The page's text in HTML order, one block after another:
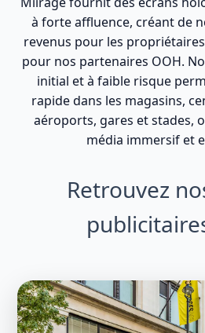
à forte affluence, créant de
revenus pour les
pour nos partenaires OOH.
initial et à faible risque
rapide dans les magasins,
aéroports, gares et stades,
média immersif et
Retrouvez